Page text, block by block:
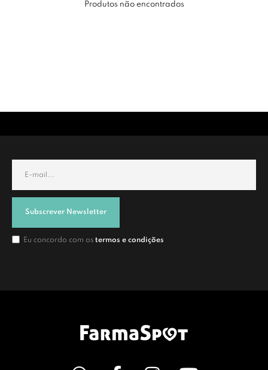
Produtos não encontrados
Subscrever Newsletter
Eu concordo com os termos e condições